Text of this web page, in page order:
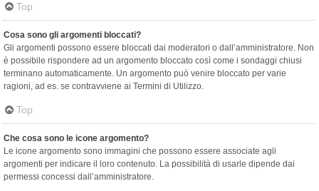
Top
Cosa sono gli argomenti bloccati?
Gli argomenti possono essere bloccati dai moderatori o dall’amministratore. Non
è possibile rispondere ad un argomento bloccato così come i sondaggi chiusi
terminano automaticamente. Un argomento può venire bloccato per varie
ragioni, ad es. se contravviene ai Termini di Utilizzo.
Top
Che cosa sono le icone argomento?
Le icone argomento sono immagini che possono essere associate agli
argomenti per indicare il loro contenuto. La possibilità di usarle dipende dai
permessi concessi dall’amministratore.